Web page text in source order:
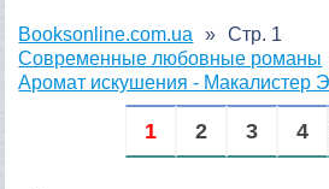
Booksonline.com.ua
Современные любовные романы
Аромат искушения - Макалистер
Стр. 1
1 2 3 4